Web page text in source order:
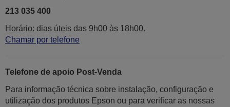
213 035 400
Horário: dias úteis das 9h00 às 18h00.
Chamar por telefone
Telefone de apoio Post-Venda
Para informação técnica sobre instalação, configuração e
utilização dos produtos Epson ou para verificar as nossas